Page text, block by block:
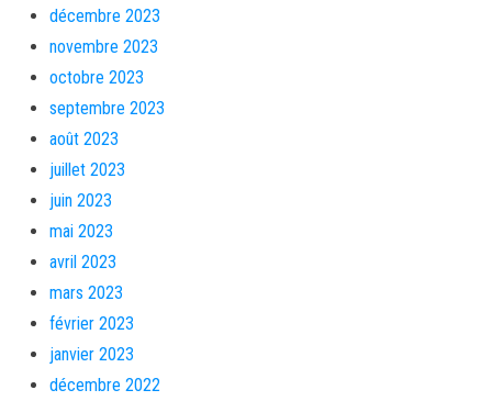
décembre 2023
novembre 2023
octobre 2023
septembre 2023
août 2023
juillet 2023
juin 2023
mai 2023
avril 2023
mars 2023
février 2023
janvier 2023
décembre 2022